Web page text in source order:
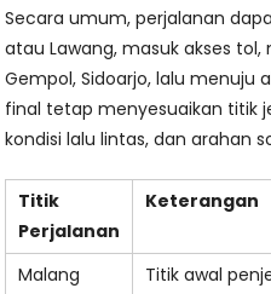
Secara umum, perjalanan
atau Lawang, masuk akses
Gempol, Sidoarjo, lalu menuju
final tetap menyesuaikan titik
kondisi lalu lintas, dan arahan
Titik
Perjalanan
Keterangan
Malang
Titik awal